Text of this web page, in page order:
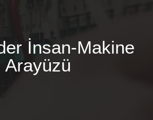
İnsan-Makine
Arayüzü